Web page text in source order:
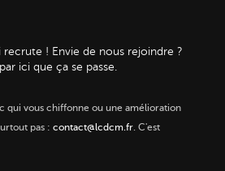
recrute ! Envie de nous rejoindre ?
ici que ça se passe.
qui vous chiffonne ou une amélioration
pas : contact@lcdcm.fr. C'est